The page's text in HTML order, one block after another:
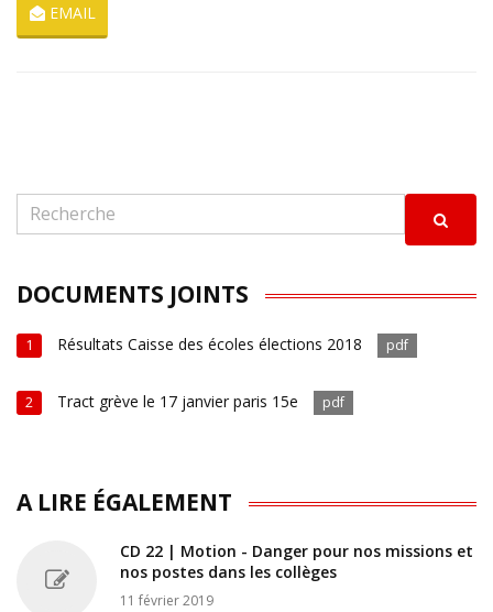
EMAIL
DOCUMENTS JOINTS
1 Résultats Caisse des écoles élections 2018 pdf
2 Tract grève le 17 janvier paris 15e pdf
A LIRE ÉGALEMENT
CD 22 | Motion - Danger pour nos missions et
nos postes dans les collèges
11 février 2019